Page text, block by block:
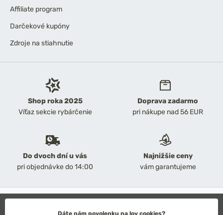
Shop roka 2025
Víťaz sekcie rybárčenie
Doprava zadarmo
pri nákupe nad 56 EUR
Do dvoch dní u vás
pri objednávke do 14:00
Najnižšie ceny
vám garantujeme
Affiliate program
Darčekové kupóny
Zdroje na stiahnutie
Obchodné podmienky
Dáte nám povolenku na lov cookies?